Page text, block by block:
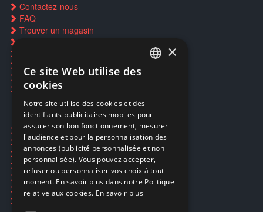
Contactez-nous
FAQ
Trouver un magasin
Restauration CD griffés
Réparations & SAV
Smartpoints
Ecogaming
Expédition & retours
Confidentialité
Conditions générales
EA Sport UFC 6
Call of Duty: Modern Warfare 4
Rachat et revente de jeux en cash
ENGLISH
×
Ce site Web utilise des
cookies
Notre site utilise des cookies et des
identifiants publicitaires mobiles pour
assurer son bon fonctionnement, mesurer
l'audience et pour la personnalisation des
annonces (publicité personnalisée et non
personnalisée). Vous pouvez accepter,
refuser ou personnaliser vos choix à tout
moment. En savoir plus dans notre Politique
relative aux cookies. En savoir plus